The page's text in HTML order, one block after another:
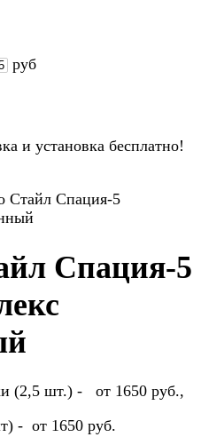
руб
и установка бесплатно!
Стайл Спация-5
Спация-5
(2,5 шт.) - от 1650 руб.,
- от 1650 руб.